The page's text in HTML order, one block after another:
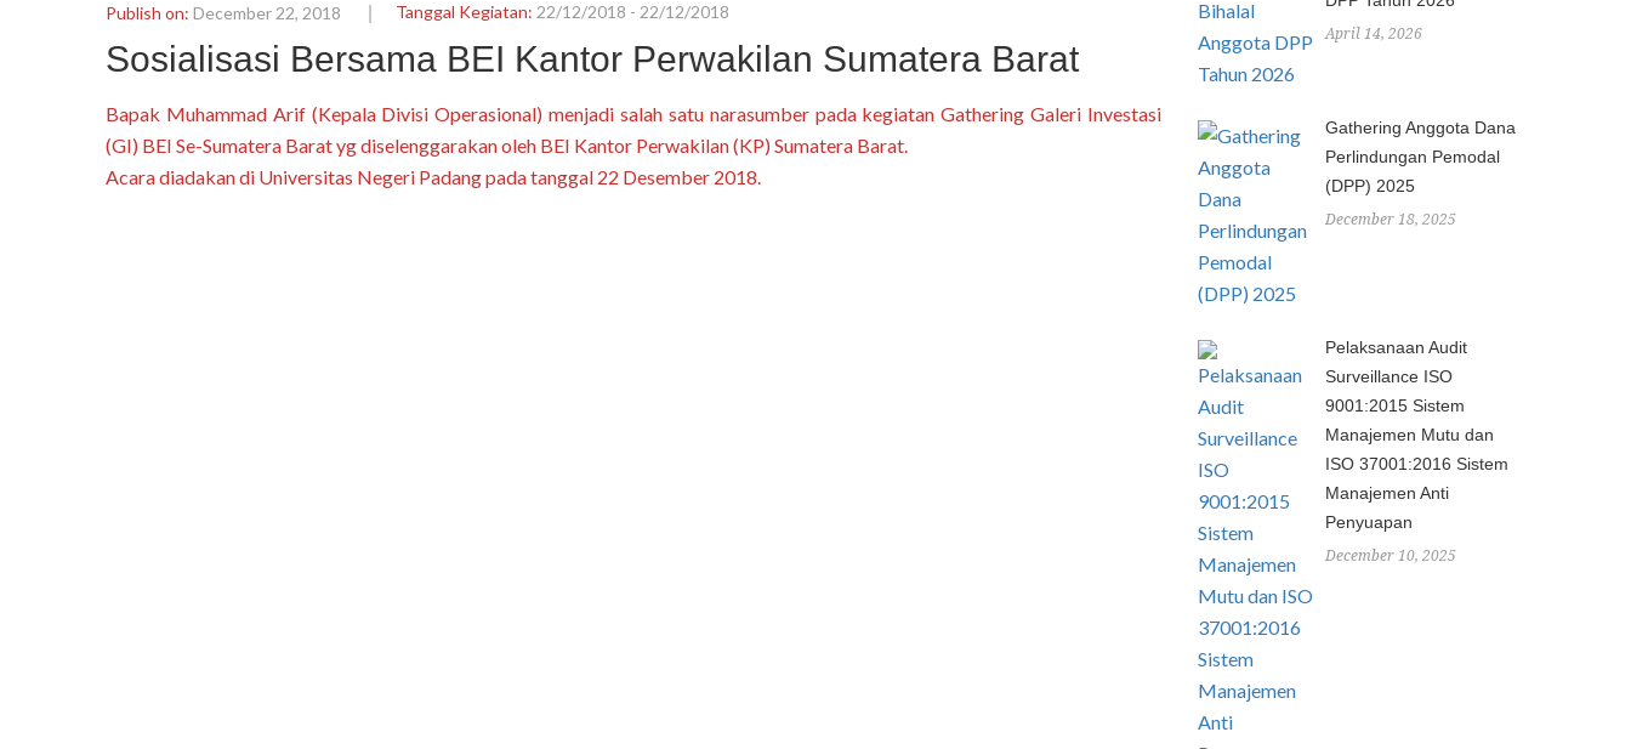
Publish on: December 22, 2018 Tanggal Kegiatan: 22/12/2018 - 22/12/2018
Sosialisasi Bersama BEI Kantor Perwakilan Sumatera Barat
Bapak Muhammad Arif (Kepala Divisi Operasional) menjadi salah satu narasumber pada kegiatan Gathering Galeri Investasi
(GI) BEI Se-Sumatera Barat yg diselenggarakan oleh BEI Kantor Perwakilan (KP) Sumatera Barat.
Acara diadakan di Universitas Negeri Padang pada tanggal 22 Desember 2018.
April 14, 2026
Gathering Anggota Dana
Perlindungan Pemodal
(DPP) 2025
December 18, 2025
Pelaksanaan Audit
Surveillance ISO
9001:2015 Sistem
Manajemen Mutu dan
ISO 37001:2016 Sistem
Manajemen Anti
Penyuapan
December 10, 2025